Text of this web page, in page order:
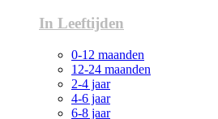
In Leeftijden
0-12 maanden
12-24 maanden
2-4 jaar
4-6 jaar
6-8 jaar